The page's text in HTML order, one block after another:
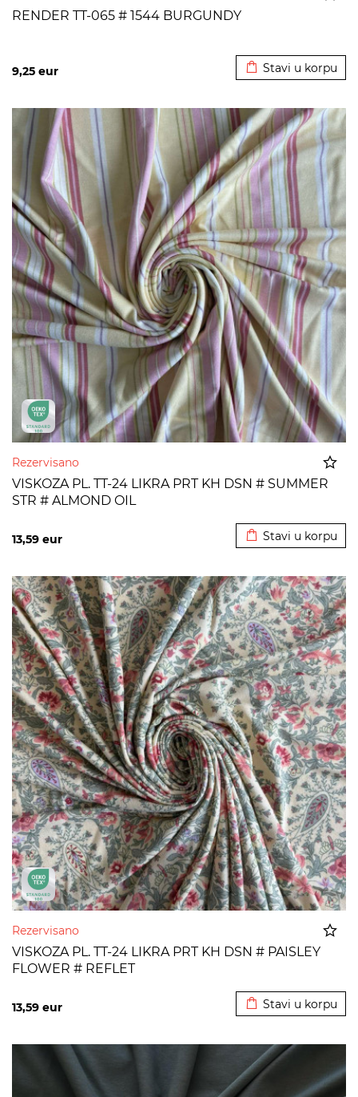
RENDER TT-065 # 1544 BURGUNDY
9,25 eur Stavi u korpu
Rezervisano
VISKOZA PL. TT-24 LIKRA PRT KH DSN # SUMMER
STR # ALMOND OIL
13,59 eur Stavi u korpu
Rezervisano
VISKOZA PL. TT-24 LIKRA PRT KH DSN # PAISLEY
FLOWER # REFLET
13,59 eur Stavi u korpu